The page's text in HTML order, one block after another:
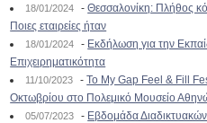
18/01/2024 -Θεσσαλονίκη: Πλήθος
Ποιες εταιρείες ήταν
18/01/2024 - Εκδήλωση για την
Επιχειρηματικότητα
11/10/2023 -To My Gap Feel & Fill
Οκτωβρίου στο Πολεμικό Μουσείο
05/07/2023 - Εβδομάδα